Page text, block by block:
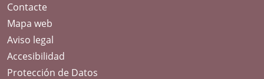
Contacte
Mapa web
Aviso legal
Accesibilidad
Protección de Datos